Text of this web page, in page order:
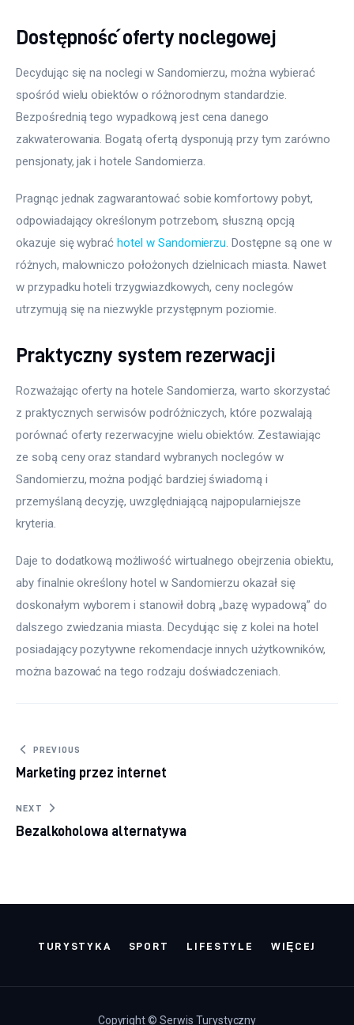
Dostępność oferty noclegowej
Decydując się na noclegi w Sandomierzu, można wybierać
spośród wielu obiektów o różnorodnym standardzie.
Bezpośrednią tego wypadkową jest cena danego
zakwaterowania. Bogatą ofertą dysponują przy tym zarówno
pensjonaty, jak i hotele Sandomierza.
Pragnąc jednak zagwarantować sobie komfortowy pobyt,
odpowiadający określonym potrzebom, słuszną opcją
okazuje się wybrać hotel w Sandomierzu. Dostępne są one w
różnych, malowniczo położonych dzielnicach miasta. Nawet
w przypadku hoteli trzygwiazdkowych, ceny noclegów
utrzymują się na niezwykle przystępnym poziomie.
Praktyczny system rezerwacji
Rozważając oferty na hotele Sandomierza, warto skorzystać
z praktycznych serwisów podróżniczych, które pozwalają
porównać oferty rezerwacyjne wielu obiektów. Zestawiając
ze sobą ceny oraz standard wybranych noclegów w
Sandomierzu, można podjąć bardziej świadomą i
przemyślaną decyzję, uwzględniającą najpopularniejsze
kryteria.
Daje to dodatkową możliwość wirtualnego obejrzenia obiektu,
aby finalnie określony hotel w Sandomierzu okazał się
doskonałym wyborem i stanowił dobrą „bazę wypadową” do
dalszego zwiedzania miasta. Decydując się z kolei na hotel
posiadający pozytywne rekomendacje innych użytkowników,
można bazować na tego rodzaju doświadczeniach.
Nawigacja wpisu
PREVIOUS
Marketing przez internet
NEXT
Bezalkoholowa alternatywa
TURYSTYKA SPORT LIFESTYLE WIĘCEJ
Copyright © Serwis Turystyczny